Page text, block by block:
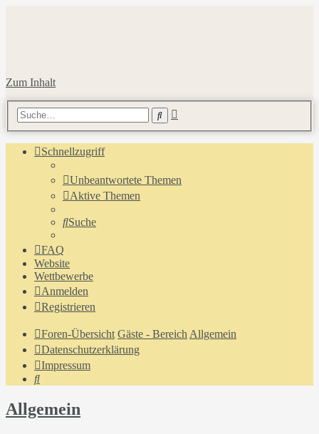
Zum Inhalt
Suche
Schnellzugriff
Unbeantwortete Themen
Aktive Themen
Suche
FAQ
Website
Wettbewerbe
Anmelden
Registrieren
Foren-Übersicht Gäste - Bereich Allgemein
Datenschutzerklärung
Impressum
Suche
Allgemein